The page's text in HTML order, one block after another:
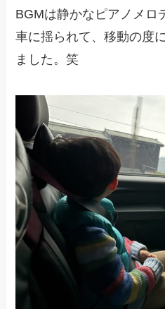
BGMは静かなピアノメロ
車に揺られて、移動の度
ました。笑